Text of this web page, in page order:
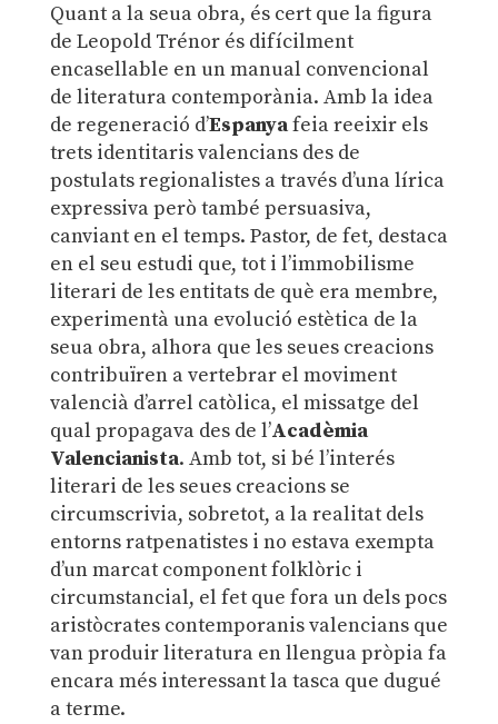
Quant a la seua obra, és cert que la figura
de Leopold Trénor és difícilment
encasellable en un manual convencional
de literatura contemporània. Amb la idea
de regeneració d’Espanyafeia reeixir els
trets identitaris valencians des de
postulats regionalistes a través d’una lírica
expressiva però també persuasiva,
canviant en el temps. Pastor, de fet, destaca
en el seu estudi que, tot i l’immobilisme
literari de les entitats de què era membre,
experimentà una evolució estètica de la
seua obra, alhora que les seues creacions
contribuïren a vertebrar el moviment
valencià d’arrel catòlica, el missatge del
qual propagava des de l’Acadèmia
Valencianista. Amb tot, si bé l’interés
literari de les seues creacions se
circumscrivia, sobretot, a la realitat dels
entorns ratpenatistes i no estava exempta
d’un marcat component folklòric i
circumstancial, el fet que fora un dels pocs
aristòcrates contemporanis valencians que
van produir literatura en llengua pròpia fa
encara més interessant la tasca que dugué
a terme.